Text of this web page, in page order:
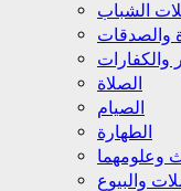
الشباب
والصدقات
والكفارات
الصلاة
الصيام
الطهارة
وعلومهما
والبيوع